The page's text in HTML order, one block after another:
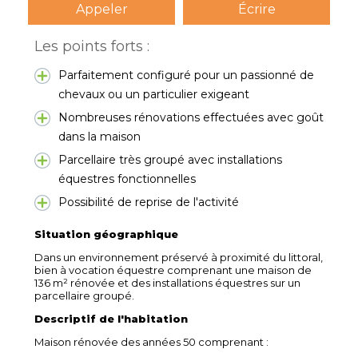
Appeler Écrire
Les points forts :
Parfaitement configuré pour un passionné de
chevaux ou un particulier exigeant
Nombreuses rénovations effectuées avec goût
dans la maison
Parcellaire très groupé avec installations
équestres fonctionnelles
Possibilité de reprise de l'activité
Situation géographique
Dans un environnement préservé à proximité du littoral,
bien à vocation équestre comprenant une maison de
136 m² rénovée et des installations équestres sur un
parcellaire groupé.
Descriptif de l'habitation
Maison rénovée des années 50 comprenant :